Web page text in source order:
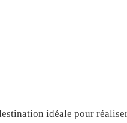
idéale pour